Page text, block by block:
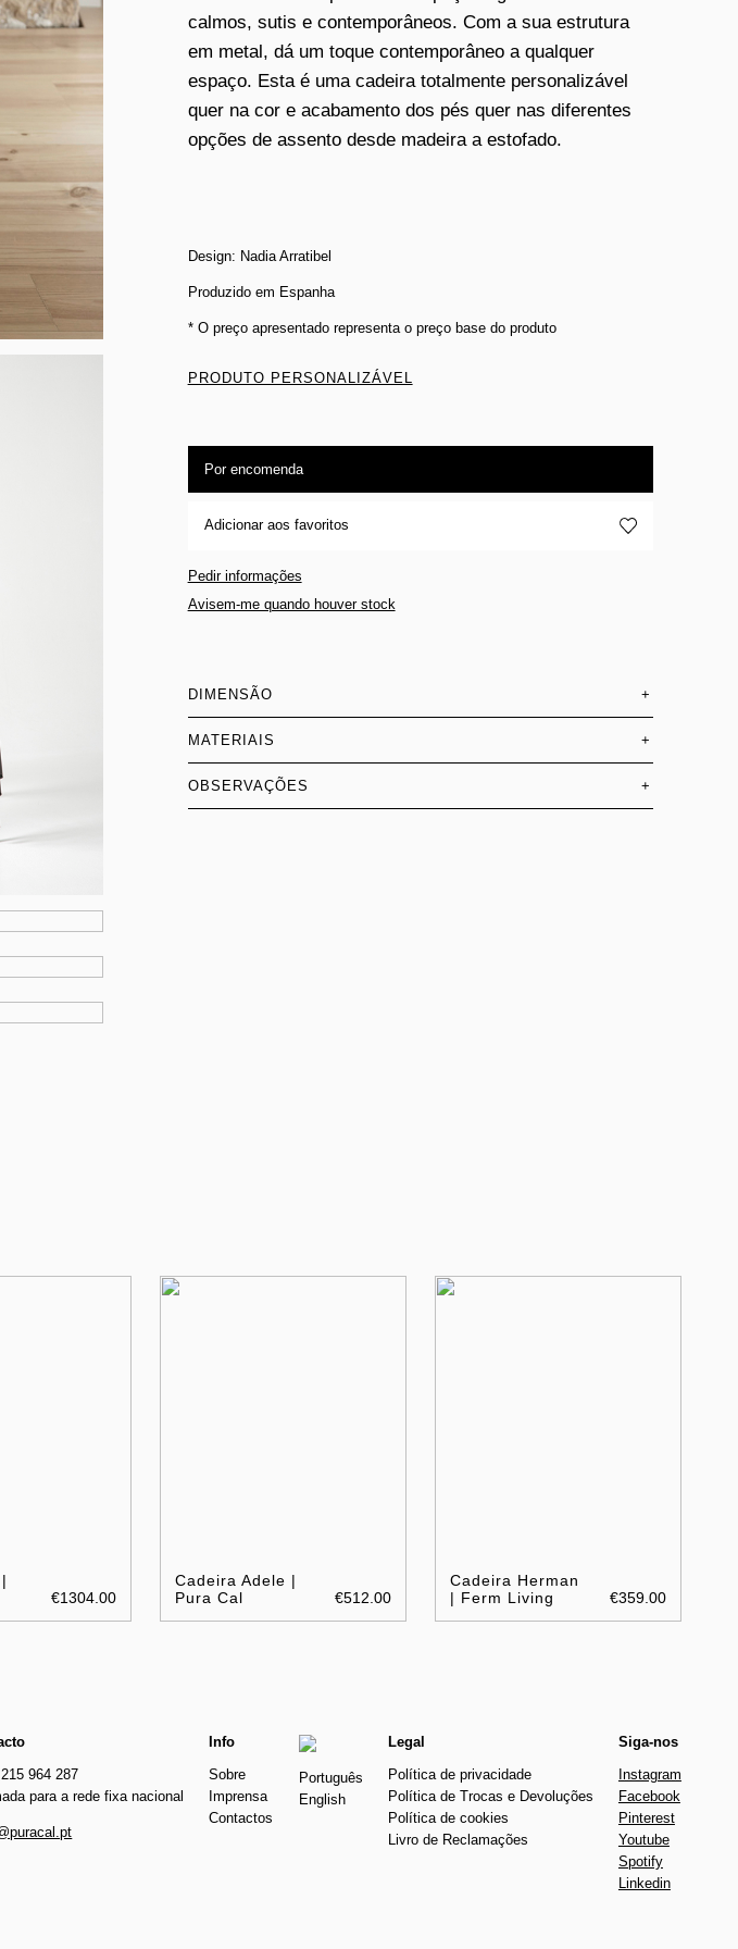
calmos, sutis e contemporâneos. Com a sua estrutura
em metal, dá um toque contemporâneo a qualquer
espaço. Esta é uma cadeira totalmente personalizável
quer na cor e acabamento dos pés quer nas diferentes
opções de assento desde madeira a estofado.
Design: Nadia Arratibel
Produzido em Espanha
* O preço apresentado representa o preço base do produto
PRODUTO PERSONALIZÁVEL
Por encomenda
Adicionar aos favoritos
Pedir informações
Avisem-me quando houver stock
DIMENSÃO +
MATERIAIS +
OBSERVAÇÕES +
€1304.00
Cadeira Adele |
Pura Cal
€512.00
Cadeira Herman
| Ferm Living
€359.00
964 287
para a rede fixa nacional
Info
Sobre
Imprensa
Contactos
Português
English
Legal
Política de privacidade
Política de Trocas e Devoluções
Política de cookies
Livro de Reclamações
Siga-nos
Instagram
Facebook
Pinterest
Youtube
Spotify
Linkedin